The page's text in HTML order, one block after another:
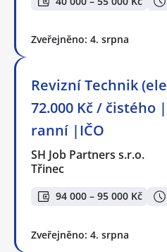
Zveřejněno: 4. srpna
Revizní Technik
72.000 Kč / čistého
ranní |IČO
SH Job Partners s.r.o.
Třinec
94 000 – 95 000 Kč
Zveřejněno: 4. srpna